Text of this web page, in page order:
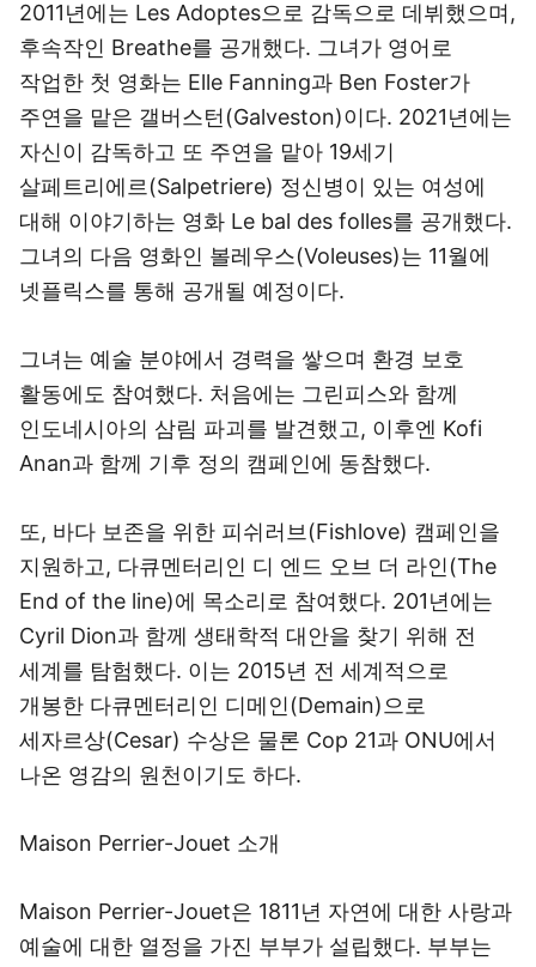
2011년에는 Les Adoptes으로 감독으로 데뷔했으며,
후속작인 Breathe를 공개했다. 그녀가 영어로
작업한 첫 영화는 Elle Fanning과 Ben Foster가
주연을 맡은 갤버스턴(Galveston)이다. 2021년에는
자신이 감독하고 또 주연을 맡아 19세기
살페트리에르(Salpetriere) 정신병이 있는 여성에
대해 이야기하는 영화 Le bal des folles를 공개했다.
그녀의 다음 영화인 볼레우스(Voleuses)는 11월에
넷플릭스를 통해 공개될 예정이다.
그녀는 예술 분야에서 경력을 쌓으며 환경 보호
활동에도 참여했다. 처음에는 그린피스와 함께
인도네시아의 삼림 파괴를 발견했고, 이후엔 Kofi
Anan과 함께 기후 정의 캠페인에 동참했다.
또, 바다 보존을 위한 피쉬러브(Fishlove) 캠페인을
지원하고, 다큐멘터리인 디 엔드 오브 더 라인(The
End of the line)에 목소리로 참여했다. 201년에는
Cyril Dion과 함께 생태학적 대안을 찾기 위해 전
세계를 탐험했다. 이는 2015년 전 세계적으로
개봉한 다큐멘터리인 디메인(Demain)으로
세자르상(Cesar) 수상은 물론 Cop 21과 ONU에서
나온 영감의 원천이기도 하다.
Maison Perrier-Jouet 소개
Maison Perrier-Jouet은 1811년 자연에 대한 사랑과
예술에 대한 열정을 가진 부부가 설립했다. 부부는